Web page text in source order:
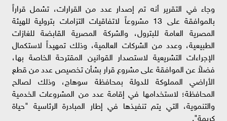
وجاء في التقرير أنه تم إصدار عدد من القرارات، تشمل قراراً
بالموافقة على 13 مشروعاً لاتفاقيات التزامات بترولية للهيئة
المصرية العامة للبترول، والشركة المصرية القابضة للغازات
الطبيعية، وعدد من الشركات العالمية، وذلك تمهيداً لاستكمال
الإجراءات التشريعية لاستصدار القوانين المقترحة الخاصة بها،
فضلاً عن الموافقة على مشروع قرار بشأن تخصيص عدد من قطع
الأراضي المملوكة للدولة بمحافظة سوهاج، وذلك لصالح
المحافظة؛ لاستخدامها في إقامة عدد من المشروعات الخدمية
والتنموية، التي يتم تنفيذها في إطار المبادرة الرئاسية "حياة
كريمة".